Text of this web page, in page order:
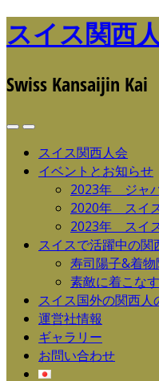
スイス関西
Swiss Kansaijin Kai
スイス関西人会
イベントとお知らせ
2023年 ジャ
2020年 スイ
2023年 スイ
スイスで活躍中の関
寿司陽子&着物
素敵に着こな
スイス国外の関西人
運営社情報
ギャラリー
お問い合わせ